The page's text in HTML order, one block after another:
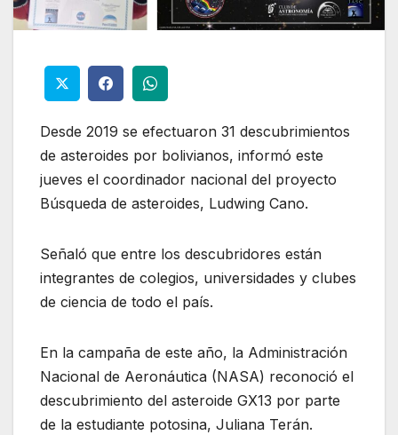
Desde 2019 se efectuaron 31 descubrimientos
de asteroides por bolivianos, informó este
jueves el coordinador nacional del proyecto
Búsqueda de asteroides, Ludwing Cano.
Señaló que entre los descubridores están
integrantes de colegios, universidades y clubes
de ciencia de todo el país.
En la campaña de este año, la Administración
Nacional de Aeronáutica (NASA) reconoció el
descubrimiento del asteroide GX13 por parte
de la estudiante potosina, Juliana Terán.